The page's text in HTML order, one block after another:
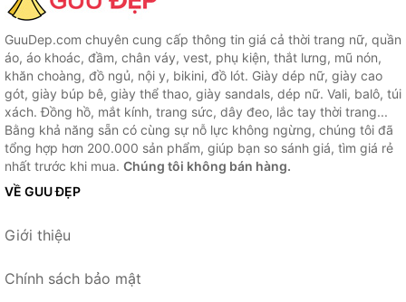
GuuDep.com chuyên cung cấp thông tin giá cả thời trang nữ, quần
áo, áo khoác, đầm, chân váy, vest, phụ kiện, thắt lưng, mũ nón,
khăn choàng, đồ ngủ, nội y, bikini, đồ lót. Giày dép nữ, giày cao
gót, giày búp bê, giày thể thao, giày sandals, dép nữ. Vali, balô, túi
xách. Đồng hồ, mắt kính, trang sức, dây đeo, lắc tay thời trang...
Bằng khả năng sẵn có cùng sự nỗ lực không ngừng, chúng tôi đã
tổng hợp hơn 200.000 sản phẩm, giúp bạn so sánh giá, tìm giá rẻ
nhất trước khi mua. Chúng tôi không bán hàng.
VỀ GUU ĐẸP
Giới thiệu
Chính sách bảo mật